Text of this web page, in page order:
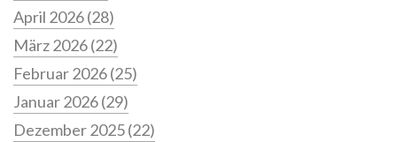
April 2026(28)
März 2026(22)
Februar 2026(25)
Januar 2026(29)
Dezember 2025(22)